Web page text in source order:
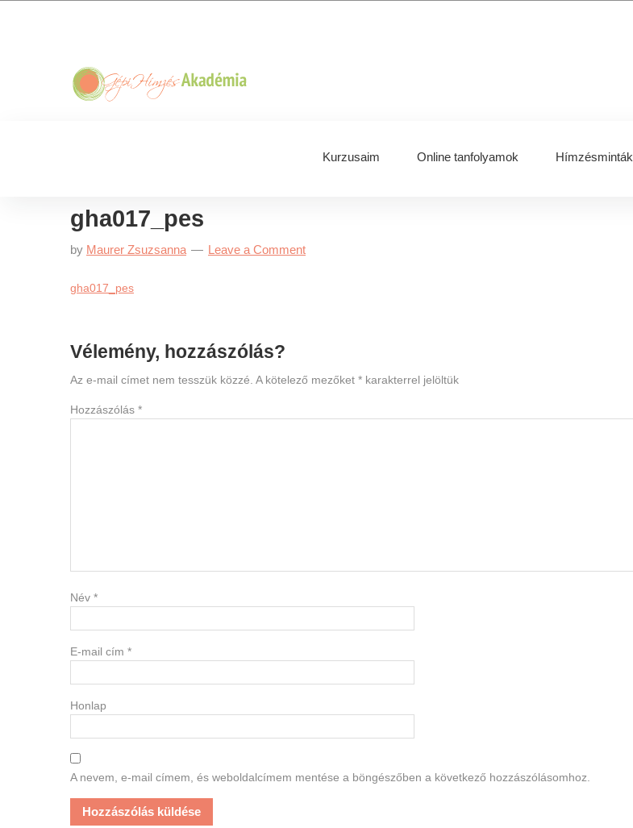
Kurzusaim Online tanfolyamok Hímzésminták
gha017_pes
by Maurer Zsuzsanna Leave a Comment
gha017_pes
Reader
Interactions
Vélemény, hozzászólás?
Az e-mail címet nem tesszük közzé. A kötelező mezőket * karakterrel jelöltük
Hozzászólás *
Név *
E-mail cím *
Honlap
A nevem, e-mail címem, és weboldalcímem mentése a böngészőben a következő hozzászólásomhoz.